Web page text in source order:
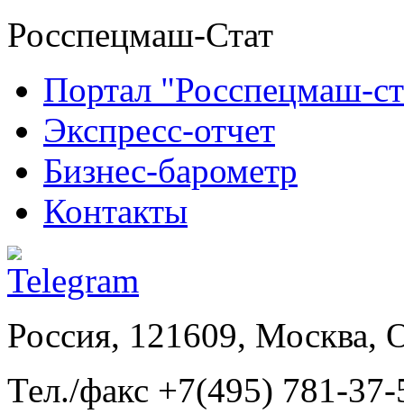
Росспецмаш-Стат
Портал "Росспецмаш-
Экспресс-отчет
Бизнес-барометр
Контакты
Россия, 121609, Москва,
Тел./факс +7(495) 781-37-